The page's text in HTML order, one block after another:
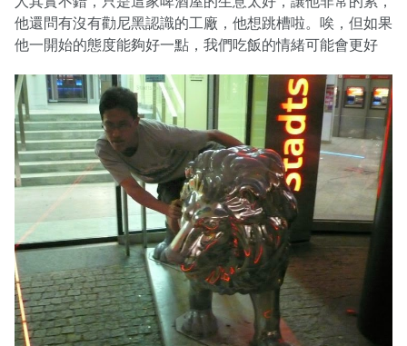
他還問有沒有勸尼黑認識的工廠，他想跳槽啦。唉，但如果
他一開始的態度能夠好一點，我們吃飯的情緒可能會更好